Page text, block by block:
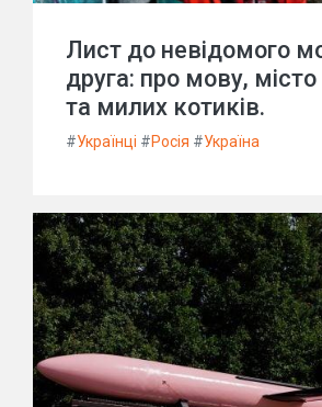
Лист до невідомого
друга: про мову,
та милих котиків.
#Українці #Росія #Україна